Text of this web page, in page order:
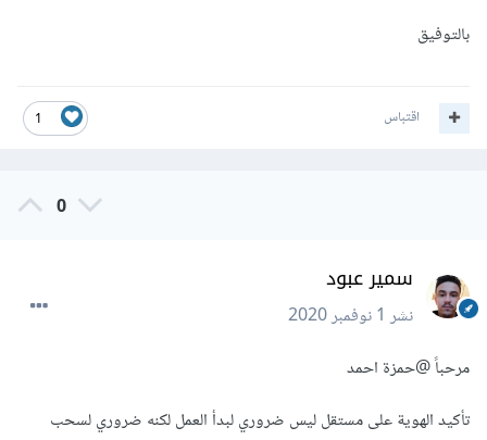
بالتوفيق
1 اقتباس
0
سمير عبود
نشر1 نوفمبر 2020
مرحباً@حمزة احمد
تأكيد الهوية على مستقل ليس ضروري لبدأ العمل لكنه ضروري لسحب